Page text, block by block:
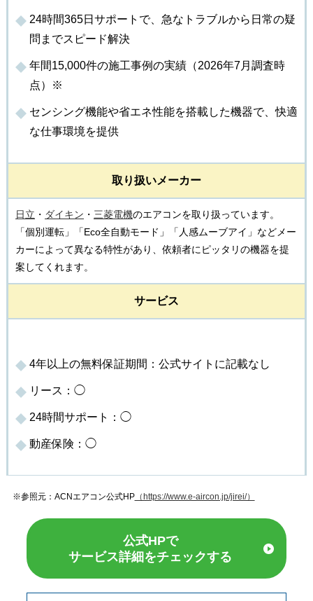
24時間365日サポートで、急なトラブルから日常の疑
問までスピード解決
年間15,000件の施工事例の実績（2026年7月調査時
点）※
センシング機能や省エネ性能を搭載した機器で、快適
な仕事環境を提供
取り扱いメーカー
日立 ・ ダイキン ・ 三菱電機のエアコンを取り扱っています。
「個別運転」「Eco全自動モード」「人感ムーブアイ」などメー
カーによって異なる特性があり、依頼者にピッタリの機器を提
案してくれます。
サービス
4年以上の無料保証期間：公式サイトに記載なし
リース：◯
24時間サポート：◯
動産保険：◯
※参照元：ACNエアコン公式HP（https://www.e-aircon.jp/jirei/）
公式HPで
サービス詳細をチェックする